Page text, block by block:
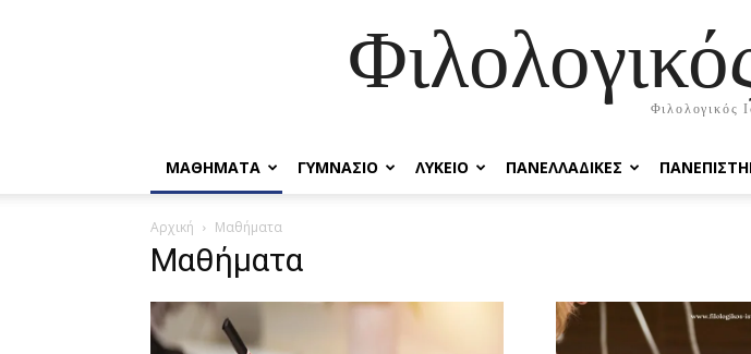
Φιλολογικός
ΜΑΘΗΜΑΤΑ ΓΥΜΝΑΣΙΟ ΛΥΚΕΙΟ ΠΑΝΕΛΛΑΔΙΚΕΣ
Αρχική Μαθήματα
Μαθήματα